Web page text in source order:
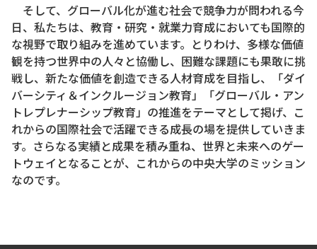
そして、グローバル化が進む社会で競争力が問われる今
日、私たちは、教育・研究・就業力育成においても国際的
な視野で取り組みを進めています。とりわけ、多様な価値
観を持つ世界中の人々と協働し、困難な課題にも果敢に挑
戦し、新たな価値を創造できる人材育成を目指し、「ダイ
バーシティ＆インクルージョン教育」「グローバル・アン
トレプレナーシップ教育」の推進をテーマとして掲げ、こ
れからの国際社会で活躍できる成長の場を提供していきま
す。さらなる実績と成果を積み重ね、世界と未来へのゲー
トウェイとなることが、これからの中央大学のミッション
なのです。